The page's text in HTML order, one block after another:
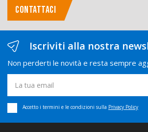
CONTATTACI
Iscriviti alla nostra
Non perderti le novità e resta sempre
Accetto i termini e le condizioni sulla Privacy Policy